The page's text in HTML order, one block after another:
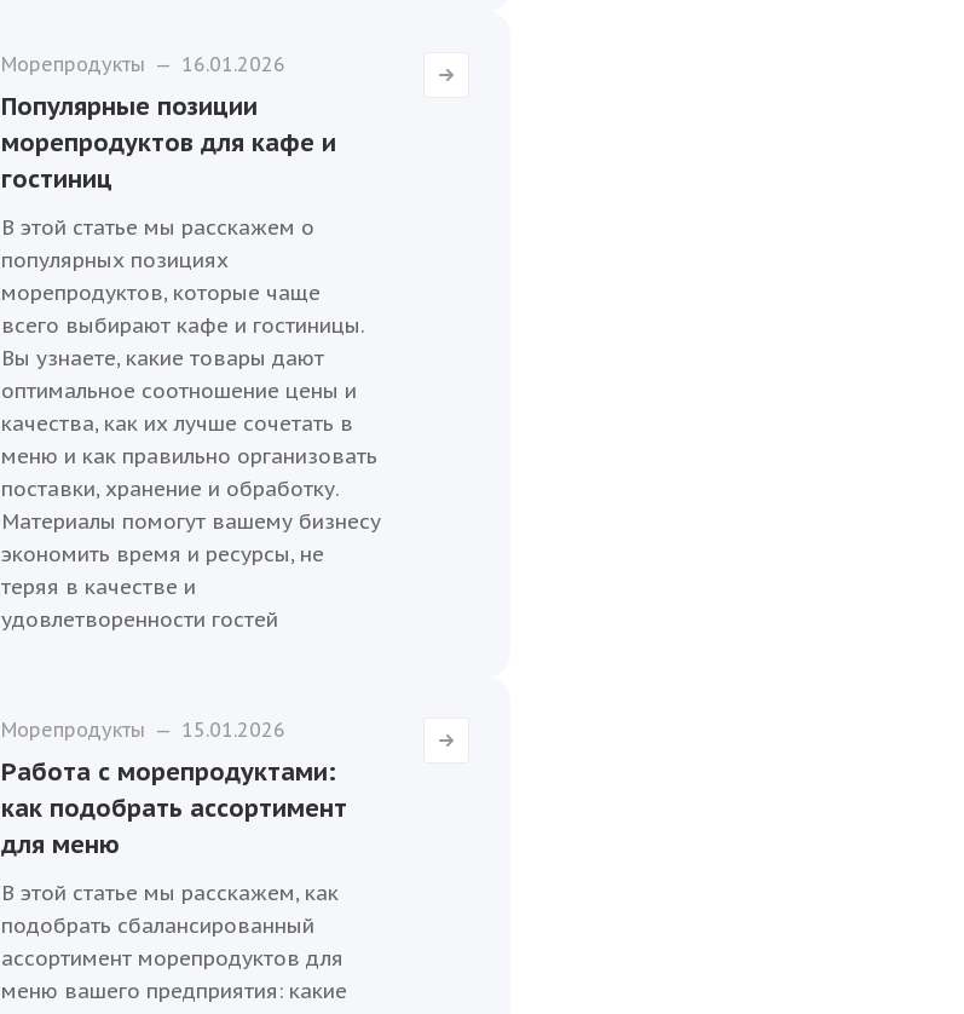
Морепродукты — 16.01.2026
Популярные позиции
морепродуктов для кафе и
гостиниц
В этой статье мы расскажем о
популярных позициях
морепродуктов, которые чаще
всего выбирают кафе и гостиницы.
Вы узнаете, какие товары дают
оптимальное соотношение цены и
качества, как их лучше сочетать в
меню и как правильно организовать
поставки, хранение и обработку.
Материалы помогут вашему бизнесу
экономить время и ресурсы, не
теряя в качестве и
удовлетворенности гостей
Морепродукты — 15.01.2026
Работа с морепродуктами:
как подобрать ассортимент
для меню
В этой статье мы расскажем, как
подобрать сбалансированный
ассортимент морепродуктов для
меню вашего предприятия: какие